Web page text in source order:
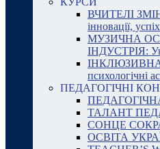
ВЧИТЕЛІ
інновації,
МУЗИЧНА
ІНДУСТРІЯ:
ІНКЛЮЗИВНА
психологічні
ПЕДАГОГІЧНІ
ТАЛАНТ
СОНЦЕ
ОСВІТА